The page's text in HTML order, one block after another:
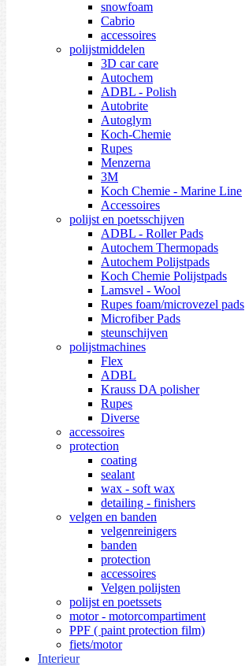
snowfoam
Cabrio
accessoires
polijstmiddelen
3D car care
Autochem
ADBL - Polish
Autobrite
Autoglym
Koch-Chemie
Rupes
Menzerna
3M
Koch Chemie - Marine Line
Accessoires
polijst en poetsschijven
ADBL - Roller Pads
Autochem Thermopads
Autochem Polijstpads
Koch Chemie Polijstpads
Lamsvel - Wool
Rupes foam/microvezel pads
Microfiber Pads
steunschijven
polijstmachines
Flex
ADBL
Krauss DA polisher
Rupes
Diverse
accessoires
protection
coating
sealant
wax - soft wax
detailing - finishers
velgen en banden
velgenreinigers
banden
protection
accessoires
Velgen polijsten
polijst en poetssets
motor - motorcompartiment
PPF ( paint protection film)
fiets/motor
Interieur